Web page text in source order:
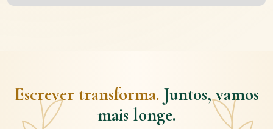
Escrever transforma. Juntos, vamos
mais longe.